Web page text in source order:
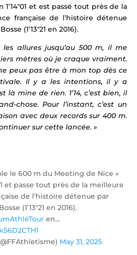
et est passé tout près de la
française de l’histoire détenue
(1’13″21 en 2016).
allures jusqu’au 500 m, il me
mètres où je craque vraiment.
peux pas être à mon top dès ce
Il y a les intentions, il y a
là mine de rien. 1’14, c’est bien, il
chose. Pour l’instant, c’est un
avec deux records sur 400 m.
sur cette lancée. »
le 600 m du Meeting de Nice «
et passe tout près de la meilleure
de l’histoire détenue par
(1’13″21 en 2016).
en…
May 31, 2025